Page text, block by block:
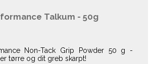
Talkum - 50g
Non-Tack Grip Powder 50 g -
tørre og dit greb skarpt!